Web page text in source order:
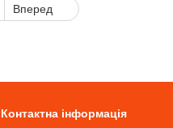
Вперед
Контактна інформація